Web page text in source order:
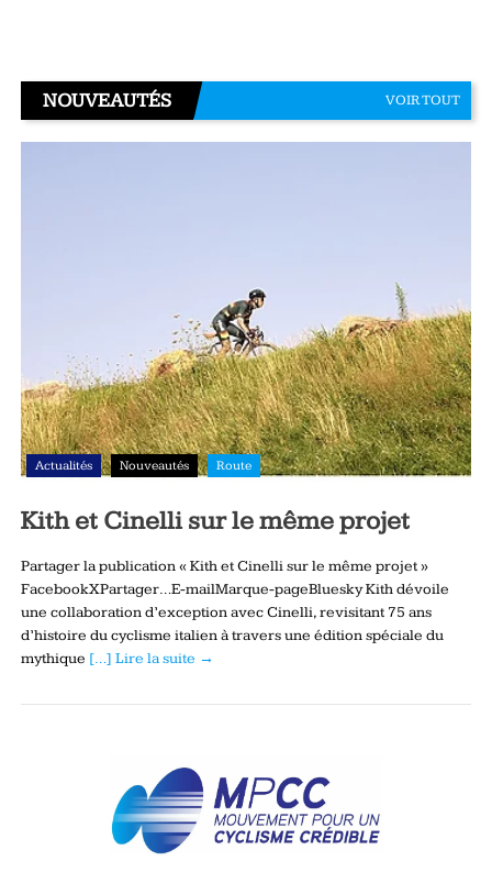
NOUVEAUTÉS VOIR TOUT
Actualités Nouveautés Route
Kith et Cinelli sur le même projet
Partager la publication « Kith et Cinelli sur le même projet »
FacebookXPartager…E-mailMarque-pageBluesky Kith dévoile
une collaboration d’exception avec Cinelli, revisitant 75 ans
d’histoire du cyclisme italien à travers une édition spéciale du
mythique […] Lire la suite →